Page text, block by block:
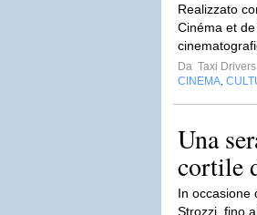
Realizzato
Cinéma et
Da Taxi Drivers
CINEMA
Una
cortile
In occasione
Strozzi, fino